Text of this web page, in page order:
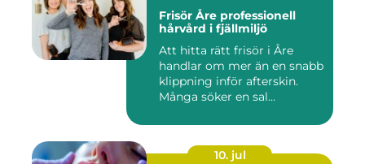
Frisör Åre professionell
hårvård i fjällmiljö
Att hitta rätt frisör i Åre
handlar om mer än en snabb
klippning inför afterskin.
Många söker en sal...
10. jul